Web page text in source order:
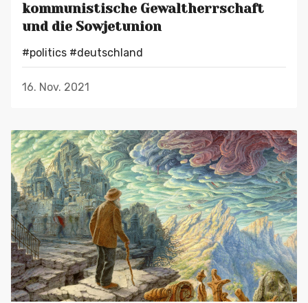
kommunistische Gewaltherrschaft
und die Sowjetunion
#politics #deutschland
16. Nov. 2021